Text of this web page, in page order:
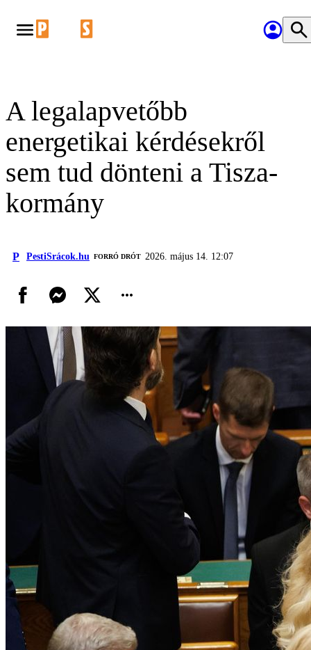
A legalapvetőbb
energetikai kérdésekről
sem tud dönteni a Tisza-
kormány
P PestiSrácok.hu FORRÓ DRÓT 2026. május 14. 12:07